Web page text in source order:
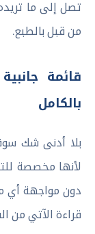
تصل إلى ما
من قبل بالطبع.
قائمة
بالكامل
بلا أدنى شك
لأنها مخصصة
دون مواجهة أي
قراءة الآتي من